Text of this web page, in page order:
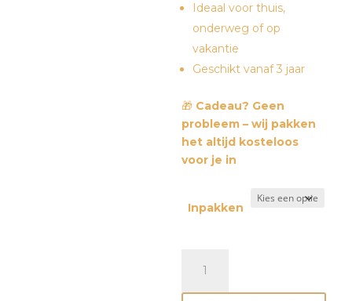
Ideaal voor thuis,
onderweg of op
vakantie
Geschikt vanaf 3 jaar
🎁 Cadeau? Geen
probleem – wij pakken
het altijd kosteloos
voor je in
Inpakken
memospel
-